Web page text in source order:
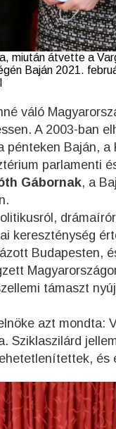
miután átvette a
Baján 2021.
váló
A 2003-ban
Baján, a
parlamenti
Gábornak, a
kereszténység
Budapesten,
támaszt
azt mondta:
Sziklaszilárd